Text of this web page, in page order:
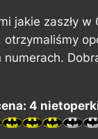
jakie zaszły
4